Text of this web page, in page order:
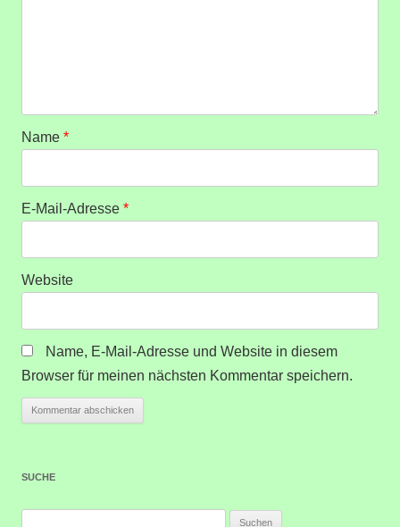
Name *
E-Mail-Adresse *
Website
Name, E-Mail-Adresse und Website in diesem
Browser für meinen nächsten Kommentar speichern.
SUCHE